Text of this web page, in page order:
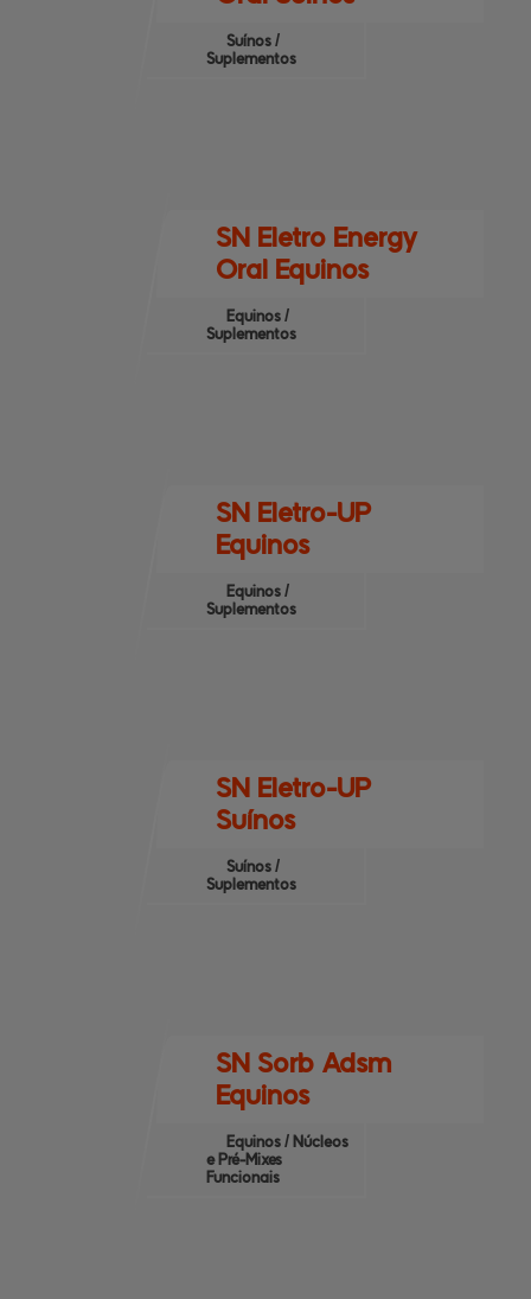
Suínos /
Suplementos
SN Eletro Energy
Oral Equinos
Equinos /
Suplementos
SN Eletro-UP
Equinos
Equinos /
Suplementos
SN Eletro-UP
Suínos
Suínos /
Suplementos
SN Sorb Adsm
Equinos
Equinos / Núcleos
e Pré-Mixes
Funcionais